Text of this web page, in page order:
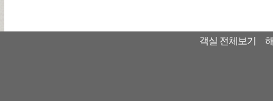
객실 전체보기